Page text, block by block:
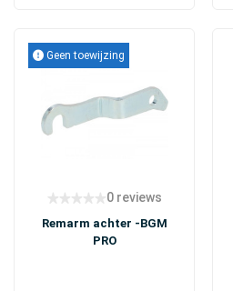
Geen toewijzing
0 reviews
Remarm achter -BGM
PRO